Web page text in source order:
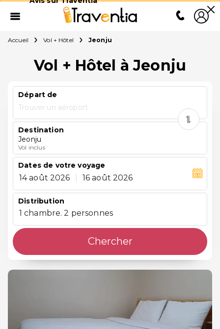
Accueil Vol + Hôtel Jeonju
Vol + Hôtel à Jeonju
Départ de
Trouver un aéroport
Destination
Jeonju
Vol inclus
Dates de votre voyage
14 août 2026 16 août 2026
Distribution
1 chambre. 2 personnes
Chercher